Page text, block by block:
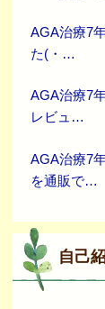
AGA治療7
た(・…
AGA治療7
レビュ…
AGA治療7
を通販で…
自己